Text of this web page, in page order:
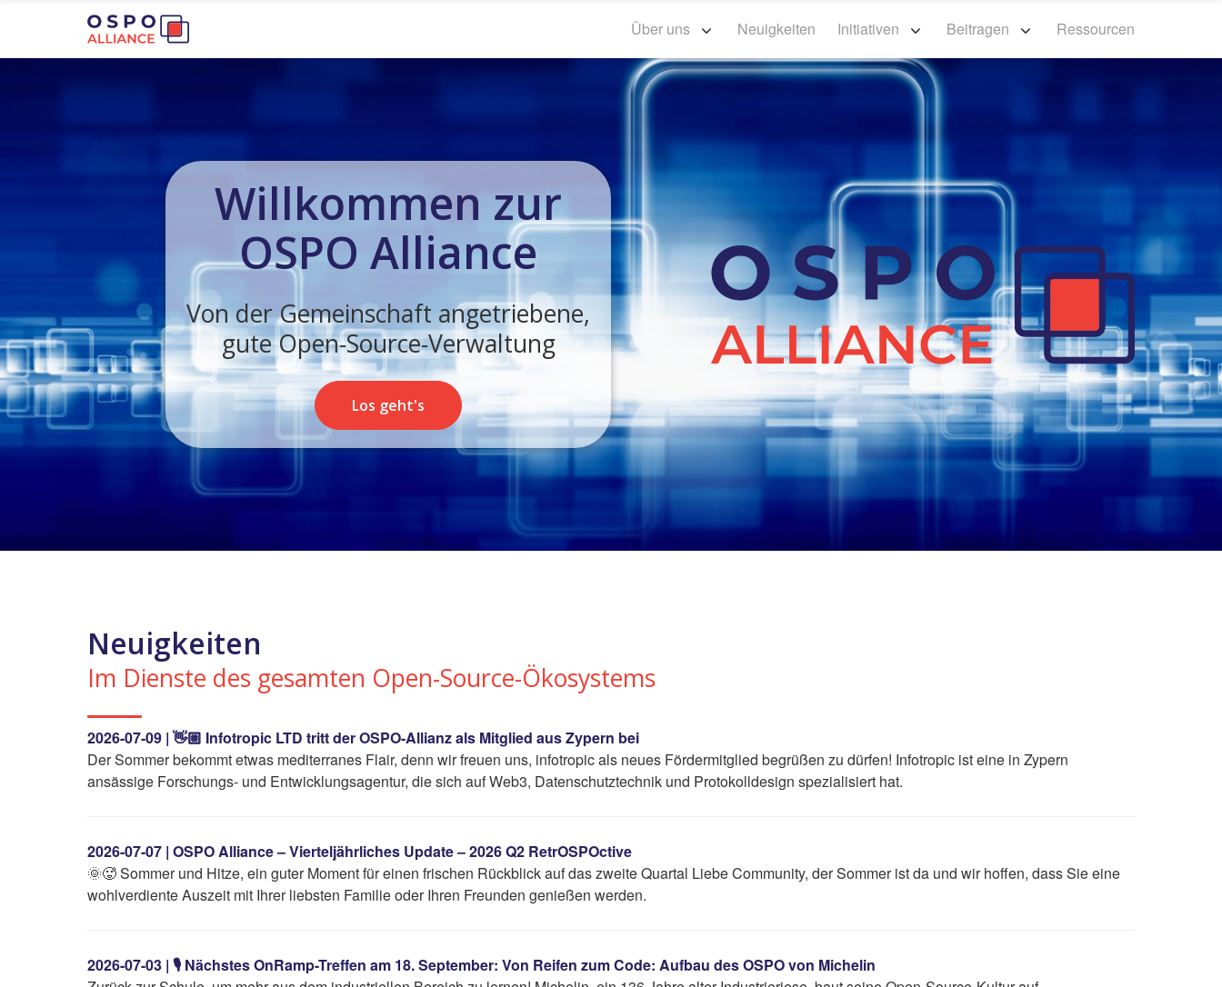
Über uns Neuigkeiten Initiativen Beitragen Ressourcen
Willkommen zur
OSPO Alliance
Von der Gemeinschaft angetriebene,
gute Open-Source-Verwaltung
Los geht's
Neuigkeiten
Im Dienste des gesamten Open-Source-Ökosystems
2026-07-09 | 👋🏼 Infotropic LTD tritt der OSPO-Allianz als Mitglied aus Zypern bei
Der Sommer bekommt etwas mediterranes Flair, denn wir freuen uns, infotropic als neues Fördermitglied begrüßen zu dürfen! Infotropic ist eine in Zypern
ansässige Forschungs- und Entwicklungsagentur, die sich auf Web3, Datenschutztechnik und Protokolldesign spezialisiert hat.
2026-07-07 | OSPO Alliance – Vierteljährliches Update – 2026 Q2 RetrOSPOctive
🌞🥵 Sommer und Hitze, ein guter Moment für einen frischen Rückblick auf das zweite Quartal Liebe Community, der Sommer ist da und wir hoffen, dass Sie eine
wohlverdiente Auszeit mit Ihrer liebsten Familie oder Ihren Freunden genießen werden.
2026-07-03 | 🎙️ Nächstes OnRamp-Treffen am 18. September: Von Reifen zum Code: Aufbau des OSPO von Michelin